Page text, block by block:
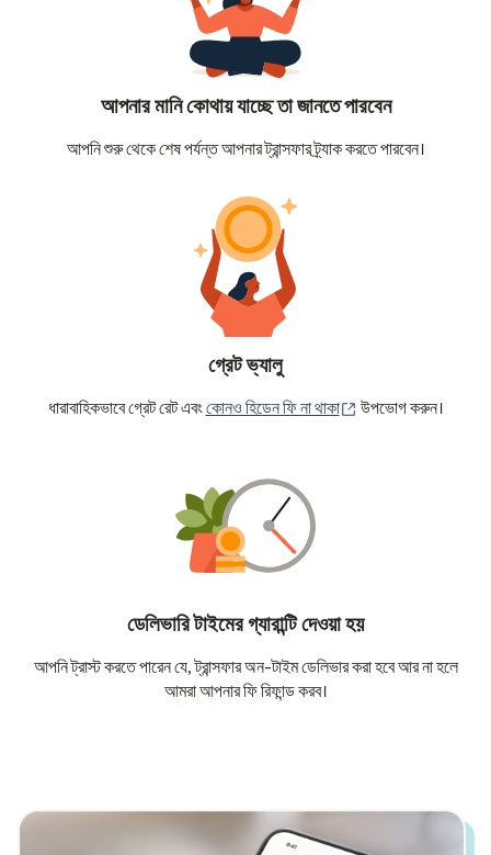
আপনার মানি কোথায় যাচ্ছে তা জানতে পারবেন
আপনি শুরু থেকে শেষ পর্যন্ত আপনার ট্রান্সফার ট্র্যাক করতে পারবেন।
গ্রেট ভ্যালু
ধারাবাহিকভাবে গ্রেট রেট এবংকোনও হিডেন ফি না থাকা (নতুন উইন্ডোতে খুলবে)
উপভোগ করুন।
ডেলিভারি টাইমের গ্যারান্টি দেওয়া হয়
আপনি ট্রাস্ট করতে পারেন যে, ট্রান্সফার অন-টাইম ডেলিভার করা হবে আর না হলে
আমরা আপনার ফি রিফান্ড করব।